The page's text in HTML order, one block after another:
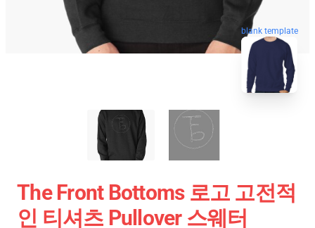
blank template
The Front Bottoms 로고 고전적
인 티셔츠 Pullover 스웨터